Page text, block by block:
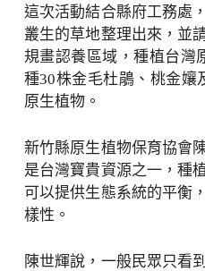
這次活動結合縣府工務處
叢生的草地整理出來，並
規畫認養區域，種植台灣
種30株金毛杜鵑、桃金孃
原生植物。
新竹縣原生植物保育協會
是台灣寶貴資源之一，種
可以提供生態系統的平衡
樣性。
陳世輝說，一般民眾只看